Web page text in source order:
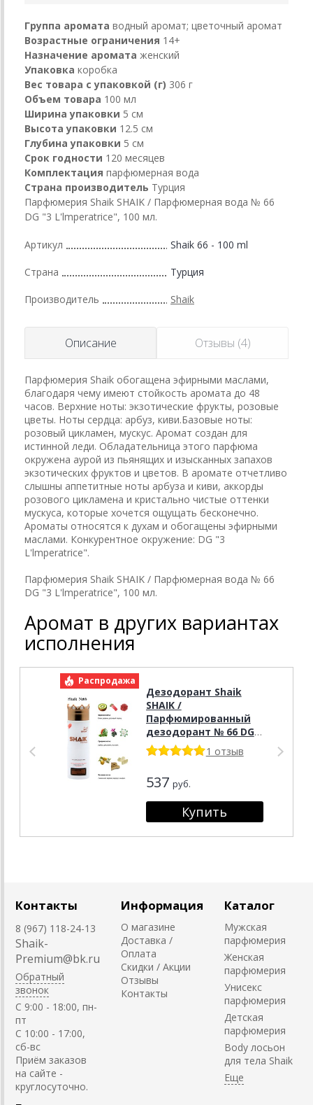
Группа аромата водный аромат; цветочный аромат
Возрастные ограничения 14+
Назначение аромата женский
Упаковка коробка
Вес товара с упаковкой (г) 306 г
Объем товара 100 мл
Ширина упаковки 5 см
Высота упаковки 12.5 см
Глубина упаковки 5 см
Срок годности 120 месяцев
Комплектация парфюмерная вода
Страна производитель Турция
Парфюмерия Shaik SHAIK / Парфюмерная вода № 66
DG "3 L'lmperatrice", 100 мл.
Артикул Shaik 66 - 100 ml
Страна Турция
Производитель Shaik
Описание Отзывы (4)
Парфюмерия Shaik обогащена эфирными маслами,
благодаря чему имеют стойкость аромата до 48
часов. Верхние ноты: экзотические фрукты, розовые
цветы. Ноты сердца: арбуз, киви.Базовые ноты:
розовый цикламен, мускус. Аромат создан для
истинной леди. Обладательница этого парфюма
окружена аурой из пьянящих и изысканных запахов
экзотических фруктов и цветов. В аромате отчетливо
слышны аппетитные ноты арбуза и киви, аккорды
розового цикламена и кристально чистые оттенки
мускуса, которые хочется ощущать бесконечно.
Ароматы относятся к духам и обогащены эфирными
маслами. Конкурентное окружение: DG "3
L'lmperatrice".
Парфюмерия Shaik SHAIK / Парфюмерная вода № 66
DG "3 L'lmperatrice", 100 мл.
Аромат в других вариантах
исполнения
Распродажа
Дезодорант Shaik
SHAIK /
Парфюмированный
дезодорант № 66 DG 3
L lmperatrice, 200 мл.
1 отзыв
537 руб.
Контакты
8 (967) 118-24-13
Shaik-
Premium@bk.ru
Обратный
звонок
C 9:00 - 18:00, пн-
пт
С 10:00 - 17:00,
сб-вс
Приём заказов
на сайте -
круглосуточно.
Информация
О магазине
Доставка /
Оплата
Скидки / Акции
Отзывы
Контакты
Каталог
Мужская
парфюмерия
Женская
парфюмерия
Унисекс
парфюмерия
Детская
парфюмерия
Body лосьон
для тела Shaik